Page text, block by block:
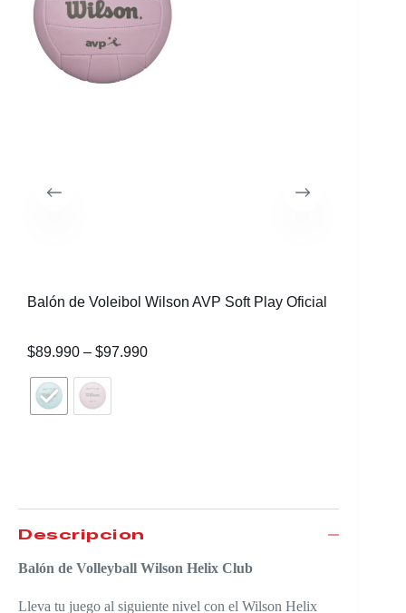
Balón de Voleibol Wilson AVP Soft Play Oficial
$89.990 – $97.990
Descripción
Balón de Volleyball Wilson Helix Club
Lleva tu juego al siguiente nivel con el Wilson Helix